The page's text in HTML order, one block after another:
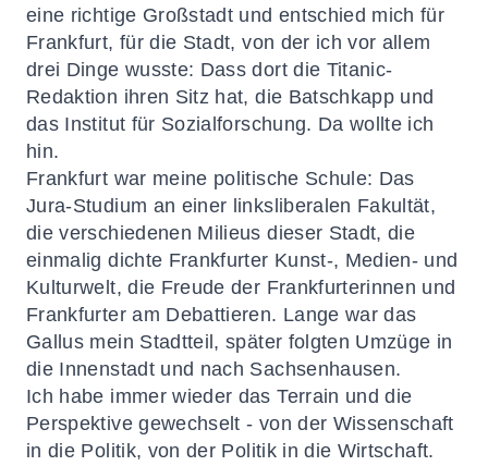
eine richtige Großstadt und entschied mich für
Frankfurt, für die Stadt, von der ich vor allem
drei Dinge wusste: Dass dort die Titanic-
Redaktion ihren Sitz hat, die Batschkapp und
das Institut für Sozialforschung. Da wollte ich
hin.
Frankfurt war meine politische Schule: Das
Jura-Studium an einer linksliberalen Fakultät,
die verschiedenen Milieus dieser Stadt, die
einmalig dichte Frankfurter Kunst-, Medien- und
Kulturwelt, die Freude der Frankfurterinnen und
Frankfurter am Debattieren. Lange war das
Gallus mein Stadtteil, später folgten Umzüge in
die Innenstadt und nach Sachsenhausen.
Ich habe immer wieder das Terrain und die
Perspektive gewechselt - von der Wissenschaft
in die Politik, von der Politik in die Wirtschaft.